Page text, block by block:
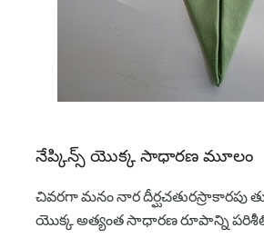
నేప్కిన్స్ యొక్క సాధారణ మూలం
చివరగా మనం నార దీర్ఘచతురస్రాకారపు
యొక్క అత్యంత సాధారణ రూపాన్ని